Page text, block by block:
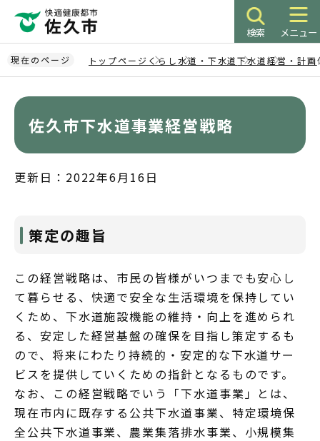
ペ
ー
ジ
検索 メニュー
現在のページ トップページ くらし水道・下水道下水道経営・計画
佐久市下水道事業経営戦略
更新日：2022年6月16日
策定の趣旨
この経営戦略は、市民の皆様がいつまでも安心し
て暮らせる、快適で安全な生活環境を保持してい
くため、下水道施設機能の維持・向上を進められ
る、安定した経営基盤の確保を目指し策定するも
ので、将来にわたり持続的・安定的な下水道サー
ビスを提供していくための指針となるものです。
なお、この経営戦略でいう「下水道事業」とは、
現在市内に既存する公共下水道事業、特定環境保
全公共下水道事業、農業集落排水事業、小規模集